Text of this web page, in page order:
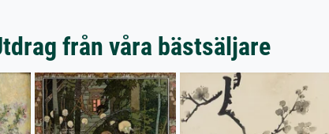
från våra bästsäljare